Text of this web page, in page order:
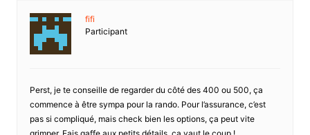
fifi
Participant
Perst, je te conseille de regarder du côté des 400 ou 500, ça
commence à être sympa pour la rando. Pour l’assurance, c’est
pas si compliqué, mais check bien les options, ça peut vite